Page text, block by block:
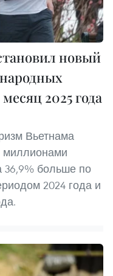
новый
2025 года
Вьетнама
миллионами
36,9% больше по
2024 года и